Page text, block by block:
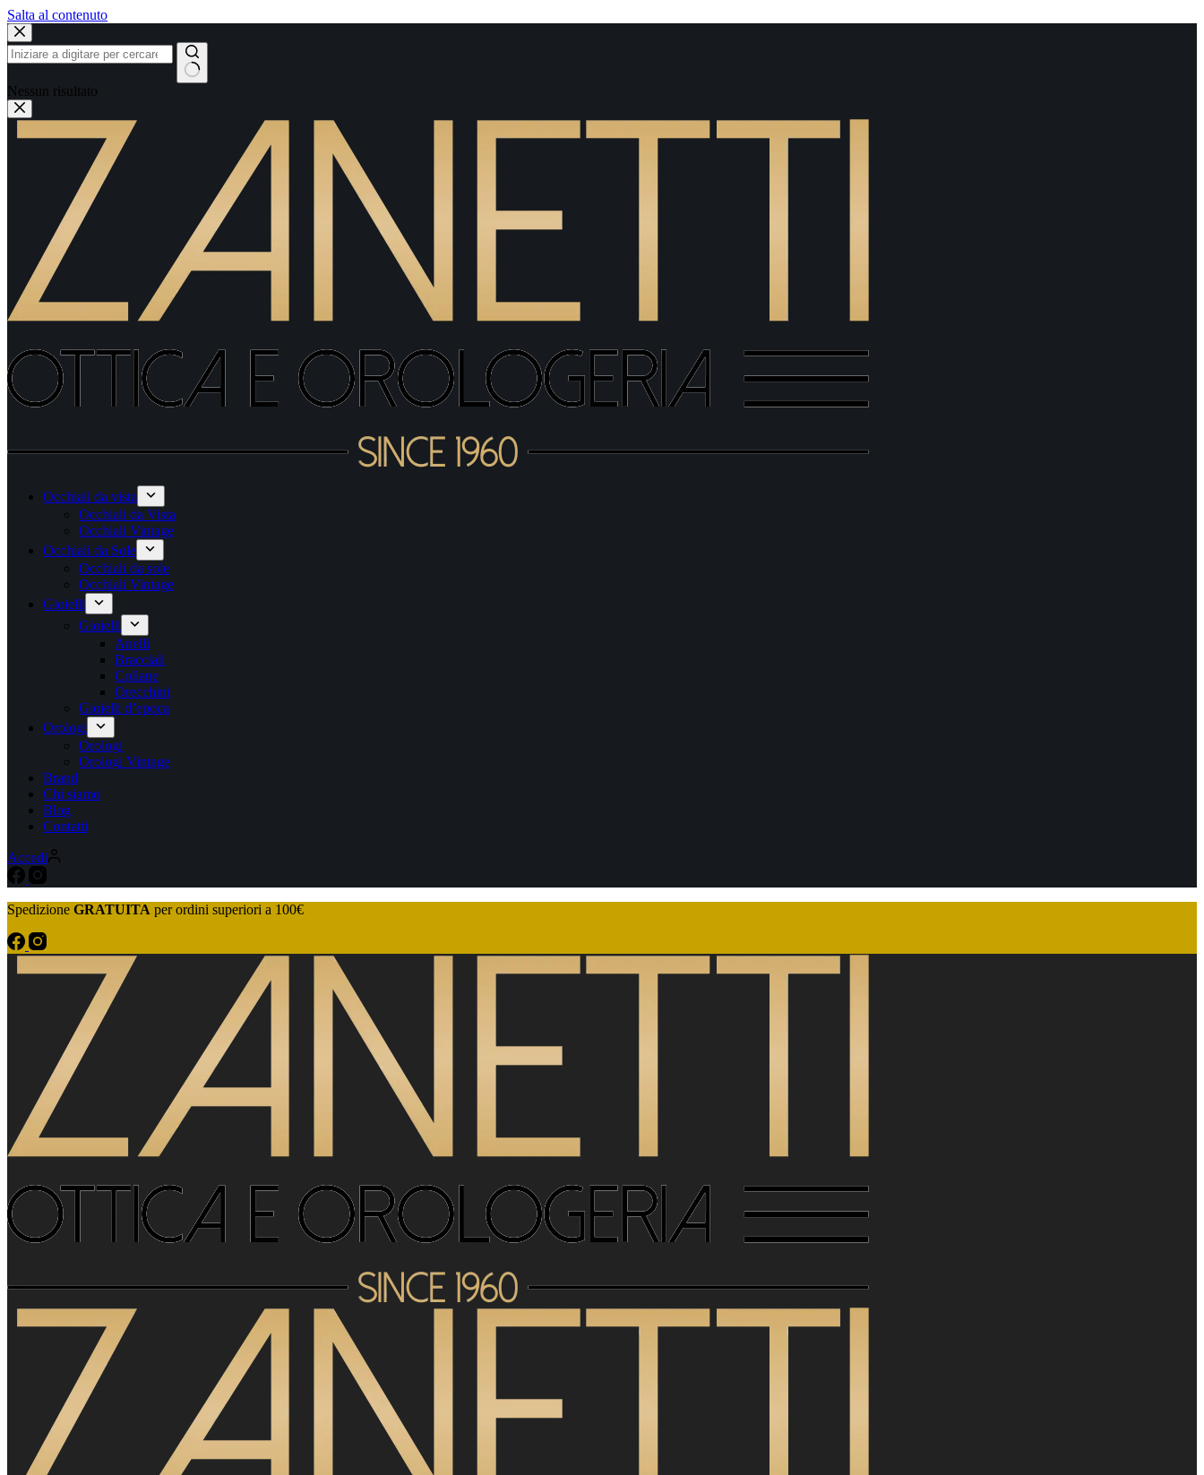
Salta al contenuto
Nessun risultato
Occhiali da vista
Occhiali da Vista
Occhiali Vintage
Occhiali da Sole
Occhiali da sole
Occhiali Vintage
Gioielli
Gioielli
Anelli
Bracciali
Collane
Orecchini
Gioielli d’epoca
Orologi
Orologi
Orologi Vintage
Brand
Chi siamo
Blog
Contatti
Accedi
Spedizione GRATUITA per ordini superiori a 100€